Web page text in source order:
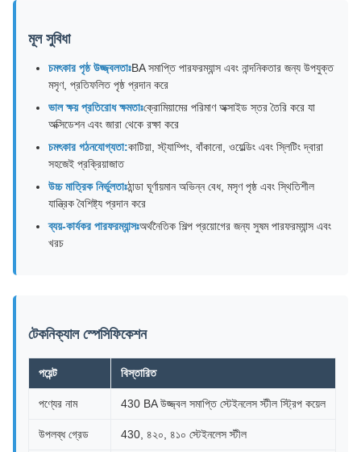
মূল সুবিধা
চমৎকার পৃষ্ঠ উজ্জ্বলতাঃBA সমাপ্তি পারফরম্যান্স এবং নান্দনিকতার জন্য উপযুক্ত
মসৃণ, প্রতিফলিত পৃষ্ঠ প্রদান করে
ভাল ক্ষয় প্রতিরোধ ক্ষমতাঃক্রোমিয়ামের পরিমাণ অক্সাইড স্তর তৈরি করে যা
অক্সিডেশন এবং জারা থেকে রক্ষা করে
চমৎকার গঠনযোগ্যতা:কাটিয়া, স্ট্যাম্পিং, বাঁকানো, ওয়েল্ডিং এবং স্লিটিং দ্বারা
সহজেই প্রক্রিয়াজাত
উচ্চ মাত্রিক নির্ভুলতাঃঠান্ডা ঘূর্ণায়মান অভিন্ন বেধ, মসৃণ পৃষ্ঠ এবং স্থিতিশীল
যান্ত্রিক বৈশিষ্ট্য প্রদান করে
ব্যয়-কার্যকর পারফরম্যান্সঃঅর্থনৈতিক শিল্প প্রয়োগের জন্য সুষম পারফরম্যান্স এবং
খরচ
টেকনিক্যাল স্পেসিফিকেশন
পয়েন্ট বিস্তারিত
পণ্যের নাম 430 BA উজ্জ্বল সমাপ্তি স্টেইনলেস স্টীল স্ট্রিপ কয়েল
উপলব্ধ গ্রেড 430, ৪২০, ৪১০ স্টেইনলেস স্টীল